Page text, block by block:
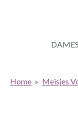
Home » Meisjes